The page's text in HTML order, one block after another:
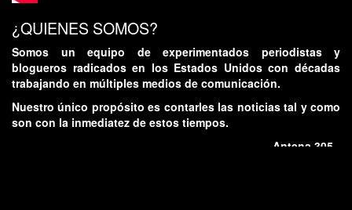
¿QUIENES SOMOS?
Somos un equipo de experimentados periodistas y
blogueros radicados en los Estados Unidos con décadas
trabajando en múltiples medios de comunicación.
Nuestro único propósito es contarles las noticias tal y como
son con la inmediatez de estos tiempos.
- Antena 305 -